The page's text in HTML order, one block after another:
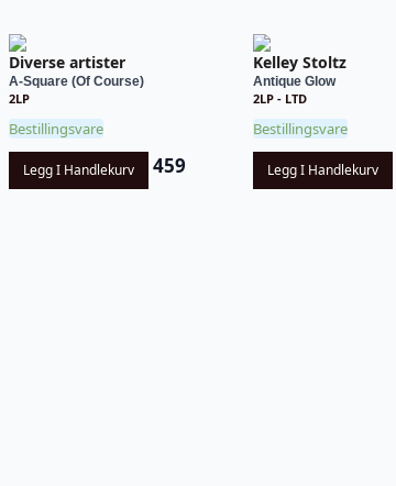
Diverse artister
A-Square (Of Course)
2LP
Bestillingsvare
Legg I Handlekurv 459
Kelley Stoltz
Antique Glow
2LP - LTD
Bestillingsvare
Legg I Handlekurv